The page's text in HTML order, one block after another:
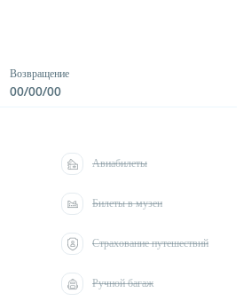
Возвращение
00/00/00
Авиабилеты
Билеты в музеи
Страхование путешествий
Ручной багаж